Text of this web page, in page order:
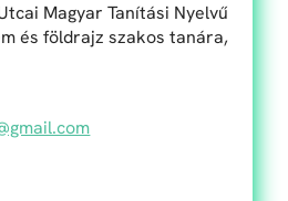
Magyar Tanítási Nyelvű
és földrajz szakos tanára,